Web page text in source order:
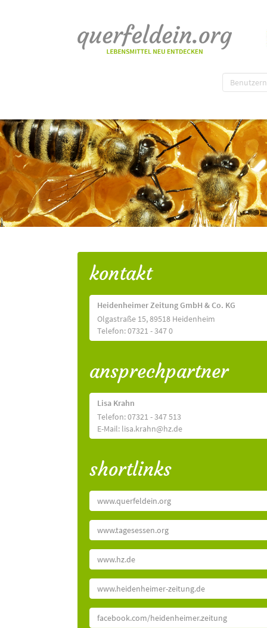
kontakt
Heidenheimer Zeitung GmbH & Co. KG
Olgastraße 15, 89518 Heidenheim
Telefon: 07321 - 347 0
ansprechpartner
Lisa Krahn
Telefon: 07321 - 347 513
E-Mail: lisa.krahn@hz.de
shortlinks
www.querfeldein.org
www.tagesessen.org
www.hz.de
www.heidenheimer-zeitung.de
facebook.com/heidenheimer.zeitung